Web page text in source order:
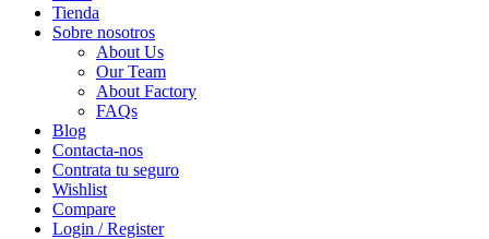
Tienda
Sobre nosotros
About Us
Our Team
About Factory
FAQs
Blog
Contacta-nos
Contrata tu seguro
Wishlist
Compare
Login / Register